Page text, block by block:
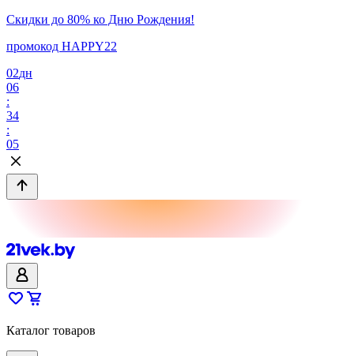
Скидки до 80% ко Дню Рождения!
промокод HAPPY22
02дн
06
:
34
:
05
Каталог товаров